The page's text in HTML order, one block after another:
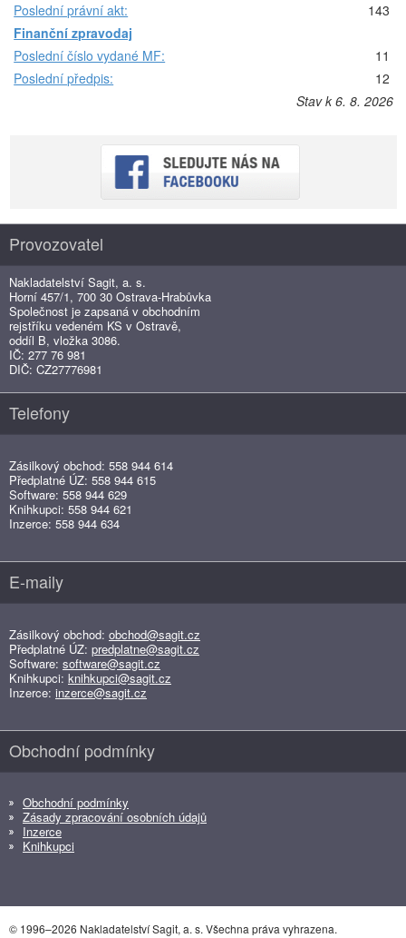
Poslední právní akt:
143
Finanční zpravodaj
Poslední číslo vydané MF:
11
Poslední předpis:
12
Stav k 6. 8. 2026
Provozovatel
Nakladatelství Sagit, a. s.
Horní 457/1, 700 30 Ostrava-Hrabůvka
Společnost je zapsaná v obchodním
rejstříku vedeném KS v Ostravě,
oddíl B, vložka 3086.
IČ: 277 76 981
DIČ: CZ27776981
Telefony
Zásilkový obchod: 558 944 614
Předplatné ÚZ: 558 944 615
Software: 558 944 629
Knihkupci: 558 944 621
Inzerce: 558 944 634
E-maily
Zásilkový obchod: obchod@sagit.cz
Předplatné ÚZ: predplatne@sagit.cz
Software: software@sagit.cz
Knihkupci: knihkupci@sagit.cz
Inzerce: inzerce@sagit.cz
Obchodní podmínky
Obchodní podmínky
Zásady zpracování osobních údajů
Inzerce
Knihkupci
© 1996–2026 Nakladatelství Sagit, a. s. Všechna práva vyhrazena.